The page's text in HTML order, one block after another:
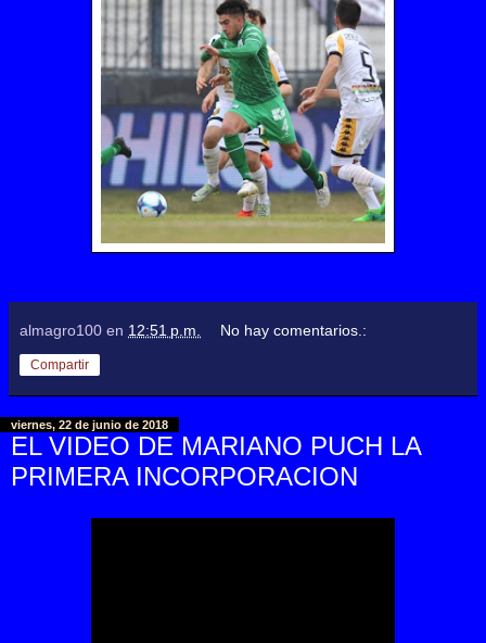
almagro100 en 12:51 p.m. No hay comentarios.:
Compartir
viernes, 22 de junio de 2018
EL VIDEO DE MARIANO PUCH LA
PRIMERA INCORPORACION